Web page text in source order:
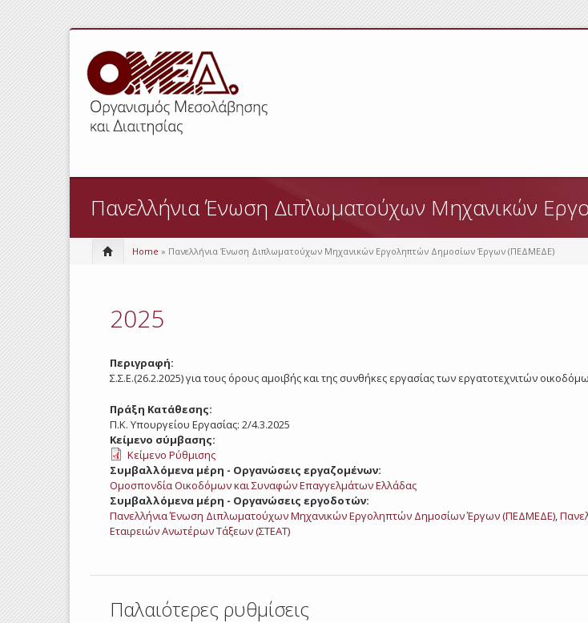
Πανελλήνια Ένωση Διπλωματούχων Μηχανικών
Home » Πανελλήνια Ένωση Διπλωματούχων Μηχανικών Εργοληπτών Δημοσίων Έργων (ΠΕΔΜΕΔΕ)
2025
Περιγραφή:
Σ.Σ.Ε.(26.2.2025) για τους όρους αμοιβής και της συνθήκες εργασίας των εργατοτεχνιτών
Πράξη Κατάθεσης:
Π.Κ. Υπουργείου Εργασίας: 2/4.3.2025
Κείμενο σύμβασης:
Κείμενο Ρύθμισης
Συμβαλλόμενα μέρη - Οργανώσεις εργαζομένων:
Ομοσπονδία Οικοδόμων και Συναφών Επαγγελμάτων Ελλάδας
Συμβαλλόμενα μέρη - Οργανώσεις εργοδοτών:
Πανελλήνια Ένωση Διπλωματούχων Μηχανικών Εργοληπτών Δημοσίων Έργων (ΠΕΔΜΕΔΕ),
Εταιρειών Ανωτέρων Τάξεων (ΣΤΕΑΤ)
Παλαιότερες ρυθμίσεις